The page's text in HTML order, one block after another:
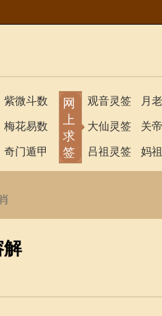
紫微斗数
梅花易数
奇门遁甲
网
上
求
签
观音灵签
大仙灵签
吕祖灵签
月
关
妈
解